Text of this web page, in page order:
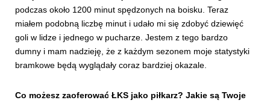
podczas około 1200 minut spędzonych na boisku. Teraz
miałem podobną liczbę minut i udało mi się zdobyć dziewięć
goli w lidze i jednego w pucharze. Jestem z tego bardzo
dumny i mam nadzieję, że z każdym sezonem moje statystyki
bramkowe będą wyglądały coraz bardziej okazale.
Co możesz zaoferować ŁKS jako piłkarz? Jakie są Twoje